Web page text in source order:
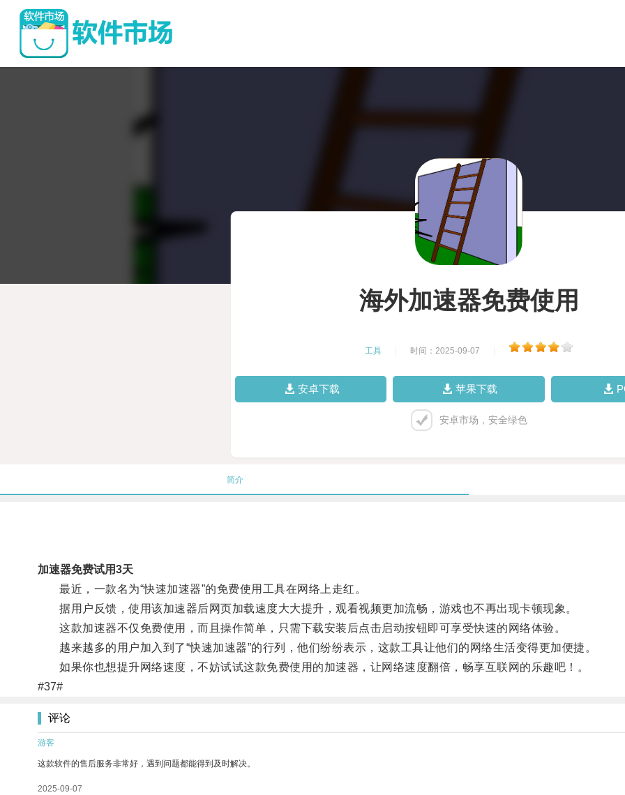
海外加速器免费使用
工具 时间：2025-09-07
安卓下载 苹果下载
安卓市场，安全绿色
简介
加速器免费试用3天
最近，一款名为“快速加速器”的免费使用工具在网络上走红。
据用户反馈，使用该加速器后网页加载速度大大提升，观看视频更加流畅，游戏也不再出现卡顿现象。
这款加速器不仅免费使用，而且操作简单，只需下载安装后点击启动按钮即可享受快速的网络体验。
越来越多的用户加入到了“快速加速器”的行列，他们纷纷表示，这款工具让他们的网络生活变得更加便捷。
如果你也想提升网络速度，不妨试试这款免费使用的加速器，让网络速度翻倍，畅享互联网的乐趣吧！。
#37#
评论
游客
这款软件的售后服务非常好，遇到问题都能得到及时解决。
2025-09-07